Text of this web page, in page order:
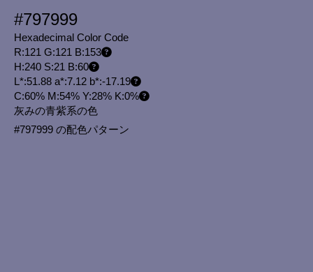
#797999
Hexadecimal Color Code
R:121 G:121 B:153
H:240 S:21 B:60
L*:51.88 a*:7.12 b*:-17.19
C:60% M:54% Y:28% K:0%
灰みの青紫系の色
#797999 の配色パターン